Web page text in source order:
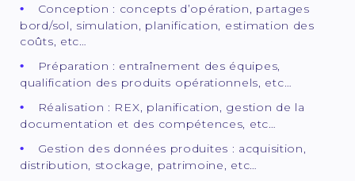
Conception : concepts d’opération, partages
bord/sol, simulation, planification, estimation des
coûts, etc…
Préparation : entraînement des équipes,
qualification des produits opérationnels, etc…
Réalisation : REX, planification, gestion de la
documentation et des compétences, etc…
Gestion des données produites : acquisition,
distribution, stockage, patrimoine, etc…